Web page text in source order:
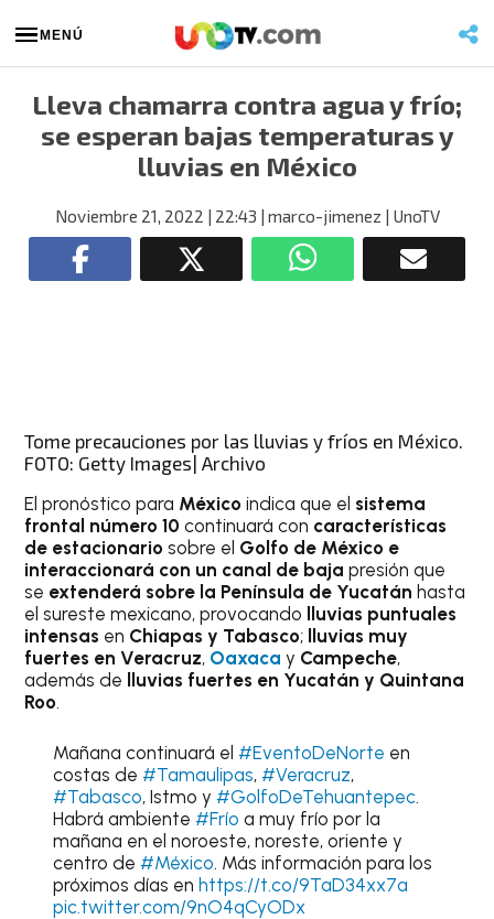
MENÚ
Lleva chamarra contra agua y frío;
se esperan bajas temperaturas y
lluvias en México
Noviembre 21, 2022 | 22:43 | marco-jimenez | UnoTV
Tome precauciones por las lluvias y fríos en México.
FOTO: Getty Images| Archivo
El pronóstico para México indica que el sistema
frontal número 10 continuará con características
de estacionario sobre el Golfo de México e
interaccionará con un canal de baja presión que
se extenderá sobre la Península de Yucatán hasta
el sureste mexicano, provocando
lluvias puntuales
intensas en Chiapas y Tabasco;
lluvias muy
fuertes en Veracruz, Oaxaca y Campeche,
además de
lluvias fuertes en Yucatán y Quintana
Roo.
Mañana continuará el #EventoDeNorte en
costas de #Tamaulipas, #Veracruz,
#Tabasco, Istmo y #GolfoDeTehuantepec.
Habrá ambiente #Frío a muy frío por la
mañana en el noroeste, noreste, oriente y
centro de #México. Más información para los
próximos días en https://t.co/9TaD34xx7a
pic.twitter.com/9nO4qCyODx